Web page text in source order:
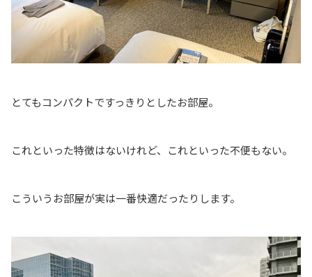
とてもコンパクトですっきりとしたお部屋。
これといった特徴はないけれど、これといった不便もない。
こういうお部屋が実は一番快適だったりします。